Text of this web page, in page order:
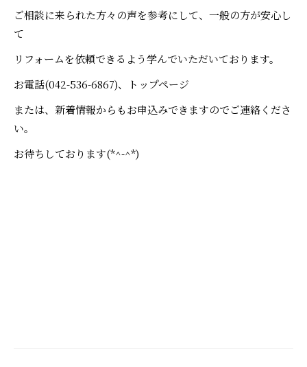
ご相談に来られた方々の声を参考にして、一般の方が安心し
て
リフォームを依頼できるよう学んでいただいております。
お電話(042-536-6867)、トップページ
または、新着情報からもお申込みできますのでご連絡くださ
い。
お待ちしております(*^-^*)